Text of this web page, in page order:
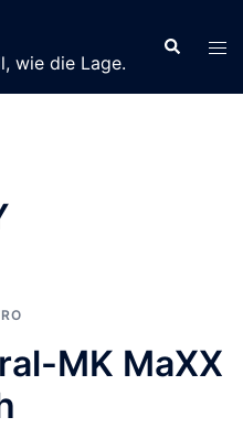
wie die Lage.
Suche
MK MaXX